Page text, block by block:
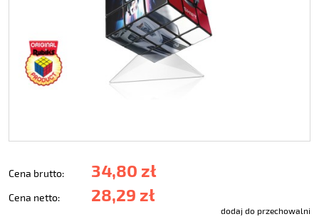
Cena brutto: 34,80 zł
Cena netto: 28,29 zł
dodaj do przechowalni